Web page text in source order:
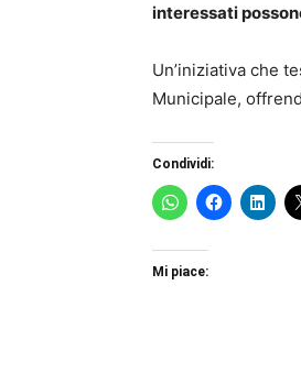
interessati
Un’iniziativa che
Municipale,
Condividi:
Mi piace: